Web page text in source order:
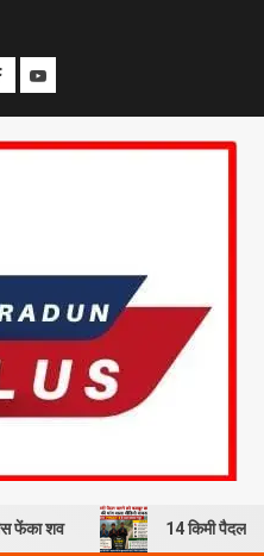
14 किमी पैदल चलने को